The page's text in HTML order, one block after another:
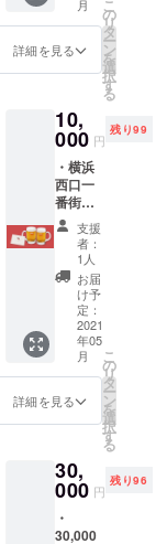
タンプ
ラリー
形式の
サービ
ス券を3
りしま
す。
サービ
ス券の
有効期
限は
2021年
12月末
日で
す。
月
詳細を見る
こ
の
リ
タ
ー
ン
を
選
択
す
る
10,
000 円
残り99
・横浜
西口一
番街の
限定
ジョッ
キの2個
セット
・お礼
のお手
紙 をお
送りし
ます。
支援
者：
1人
お届
け予
定：
2021
年05
月
詳細を見る
こ
の
リ
タ
ー
ン
を
選
択
す
る
30,
000 円
残り96
・
30,000